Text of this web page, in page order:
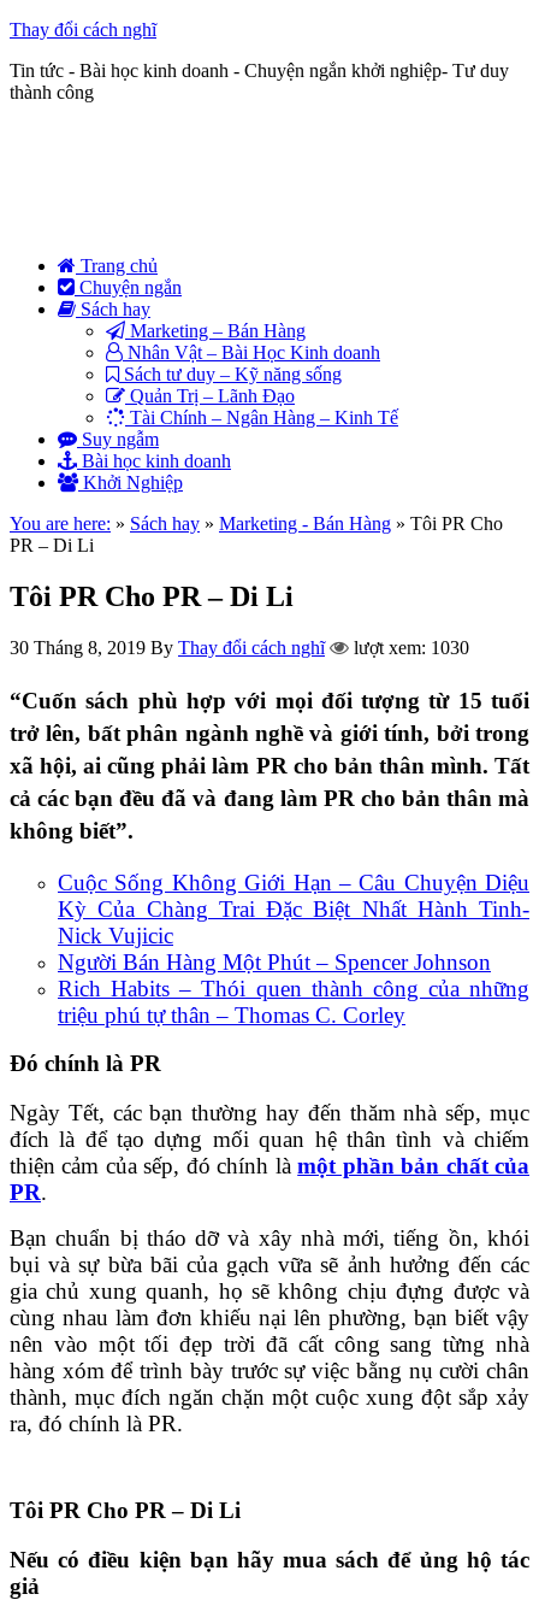
Thay đổi cách nghĩ
Tin tức - Bài học kinh doanh - Chuyện ngắn khởi nghiệp- Tư duy
thành công
Trang chủ
Chuyện ngắn
Sách hay
Marketing – Bán Hàng
Nhân Vật – Bài Học Kinh doanh
Sách tư duy – Kỹ năng sống
Quản Trị – Lãnh Đạo
Tài Chính – Ngân Hàng – Kinh Tế
Suy ngẫm
Bài học kinh doanh
Khởi Nghiệp
You are here: » Sách hay » Marketing - Bán Hàng » Tôi PR Cho
PR – Di Li
Tôi PR Cho PR – Di Li
30 Tháng 8, 2019 By Thay đổi cách nghĩ lượt xem: 1030
“Cuốn sách phù hợp với mọi đối tượng từ 15 tuổi
trở lên, bất phân ngành nghề và giới tính, bởi trong
xã hội, ai cũng phải làm PR cho bản thân mình. Tất
cả các bạn đều đã và đang làm PR cho bản thân mà
không biết”.
Cuộc Sống Không Giới Hạn – Câu Chuyện Diệu
Kỳ Của Chàng Trai Đặc Biệt Nhất Hành Tinh-
Nick Vujicic
Người Bán Hàng Một Phút – Spencer Johnson
Rich Habits – Thói quen thành công của những
triệu phú tự thân – Thomas C. Corley
Đó chính là PR
Ngày Tết, các bạn thường hay đến thăm nhà sếp, mục
đích là để tạo dựng mối quan hệ thân tình và chiếm
thiện cảm của sếp, đó chính làmột phần bản chất của
PR.
Bạn chuẩn bị tháo dỡ và xây nhà mới, tiếng ồn, khói
bụi và sự bừa bãi của gạch vữa sẽ ảnh hưởng đến các
gia chủ xung quanh, họ sẽ không chịu đựng được và
cùng nhau làm đơn khiếu nại lên phường, bạn biết vậy
nên vào một tối đẹp trời đã cất công sang từng nhà
hàng xóm để trình bày trước sự việc bằng nụ cười chân
thành, mục đích ngăn chặn một cuộc xung đột sắp xảy
ra, đó chính là PR.
Tôi PR Cho PR – Di Li
Nếu có điều kiện bạn hãy mua sách để ủng hộ tác
giả